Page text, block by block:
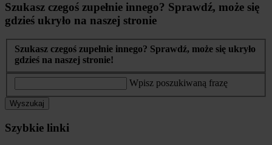
Szukasz czegoś zupełnie innego? Sprawdź, może się
gdzieś ukryło na naszej stronie
Szukasz czegoś zupełnie innego? Sprawdź, może się ukryło
gdzieś na naszej stronie!
Wpisz poszukiwaną frazę
Wyszukaj
Szybkie linki